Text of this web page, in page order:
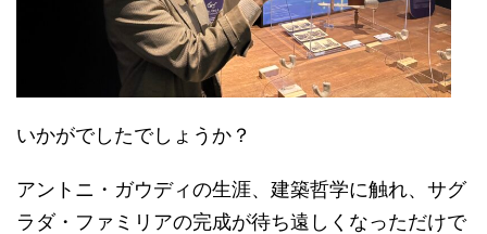
いかがでしたでしょうか？
アントニ・ガウディの生涯、建築哲学に触れ、サグ
ラダ・ファミリアの完成が待ち遠しくなっただけで